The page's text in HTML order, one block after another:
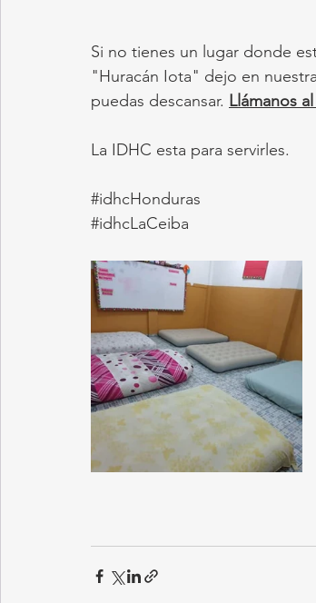
Si no tienes un lugar donde
"Huracán Iota" dejo en
puedas descansar. Llámanos
La IDHC esta para servirles.
#idhcHonduras
#idhcLaCeiba